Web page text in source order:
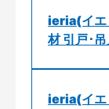
ieria(イエ
材 引戸･
ieria(イエ